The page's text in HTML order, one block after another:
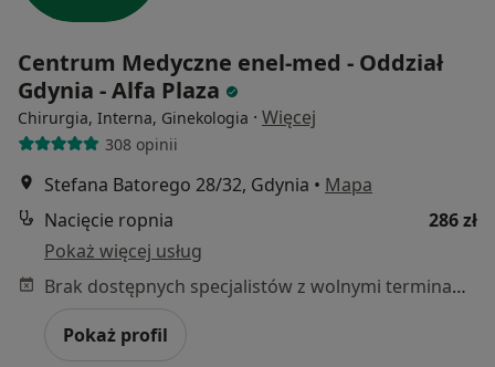
Centrum Medyczne enel-med - Oddział
Gdynia - Alfa Plaza
Chirurgia, Interna, Ginekologia · Więcej
308 opinii
Stefana Batorego 28/32, Gdynia • Mapa
Nacięcie ropnia
286 zł
Pokaż więcej usług
Brak dostępnych specjalistów z wolnymi terminami w tym centrum medycznym.
Pokaż profil